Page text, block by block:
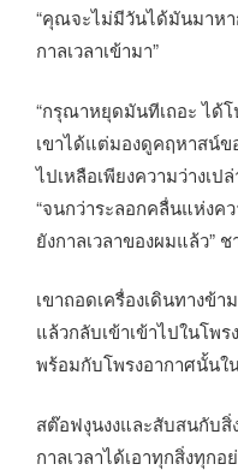
“คุณจะไม่มีวันได้มันมาห
กาลเวลาเข้ามา”
“กรุณาหยุดมันทีเถอะ ได้
เขาได้แต่มองดูคฤหาสน์ข
ไปเหลือเพียงความว่างเปล่
“จนกว่าระลอกคลื่นแห่งค
ยังกาลเวลาของผมแล้ว”
เขาถอดเครื่องเดินทางข้
แล้วกลับเข้าเข้าไปในโพ
พร้อมกับโพรงอากาศนั้นใ
สต๊อฟงุนงงและสับสนกับสิ่
กาลเวลาได้เอาทุกสิ่งทุก